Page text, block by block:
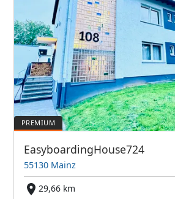
EasyboardingHouse724
55130 Mainz
29,66 km